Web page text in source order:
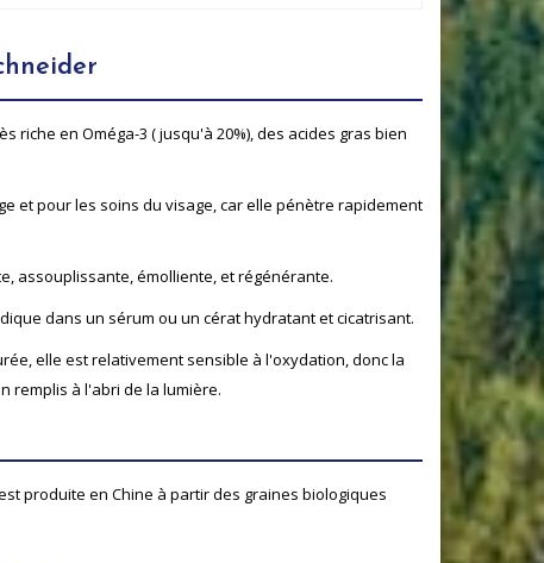
riche en Oméga-3 ( jusqu'à 20%), des acides gras bien
et pour les soins du visage, car elle pénètre rapidement
assouplissante, émolliente, et régénérante.
dans un sérum ou un cérat hydratant et cicatrisant.
elle est relativement sensible à l'oxydation, donc la
remplis à l'abri de la lumière.
produite en Chine à partir des graines biologiques